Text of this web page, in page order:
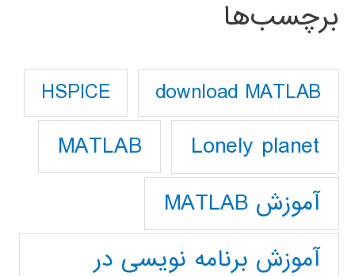
برچسب‌ها
download MATLAB
HSPICE
Lonely planet
MATLAB
آموزش MATLAB
آموزش برنامه نویسی در